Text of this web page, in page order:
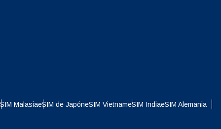
MalasiaeSIM de JapóneSIM VietnameSIM IndiaeSIM Alemania